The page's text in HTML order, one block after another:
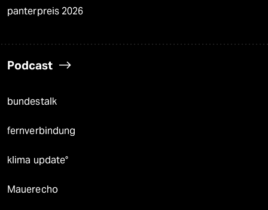
panterpreis 2026
Podcast
bundestalk
fernverbindung
klima update°
Mauerecho